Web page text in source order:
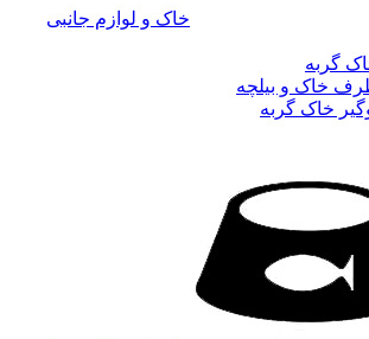
خاک و لوازم جانبی
گربه
خاک و بیلچه
خاک گربه